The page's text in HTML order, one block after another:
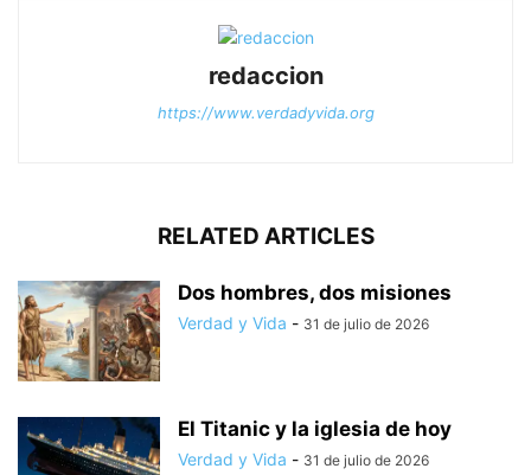
redaccion
https://www.verdadyvida.org
RELATED ARTICLES
Dos hombres, dos misiones
Verdad y Vida - 31 de julio de 2026
El Titanic y la iglesia de hoy
Verdad y Vida - 31 de julio de 2026